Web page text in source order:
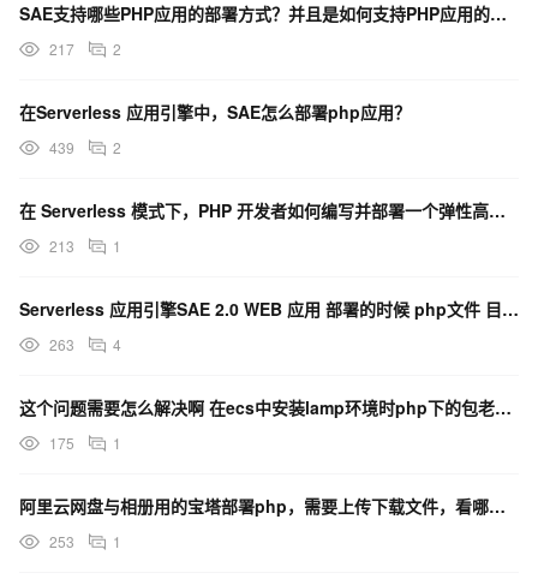
SAE支持哪些PHP应用的部署方式？并且是如何支持PHP应用的开发调试？
217 2
在Serverless 应用引擎中，SAE怎么部署php应用？
439 2
在 Serverless 模式下，PHP 开发者如何编写并部署一个弹性高可用的 Web API？
213 1
Serverless 应用引擎SAE 2.0 WEB 应用 部署的时候 php文件 目录应该是什么
263 4
这个问题需要怎么解决啊 在ecs中安装lamp环境时php下的包老有冲突
175 1
阿里云网盘与相册用的宝塔部署php，需要上传下载文件，看哪里的文档和api呢？
253 1